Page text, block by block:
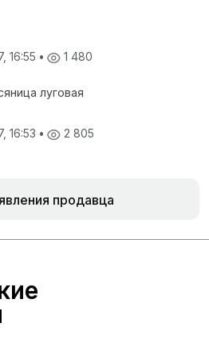
16:55 • 1 480
луговая
16:53 • 2 805
продавца